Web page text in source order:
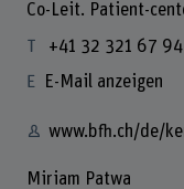
Co-Leit. Patient-
+41 32 321 67 94
E-Mail anzeigen
www.bfh.ch/de/
Miriam Patwa